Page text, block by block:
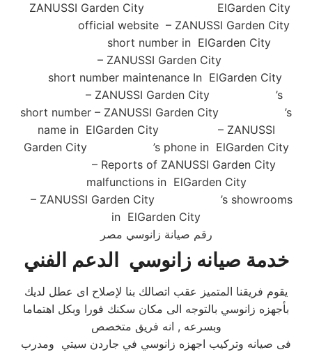
ZANUSSI Garden City ElGarden City
official website – ZANUSSI Garden City
short number in ElGarden City
– ZANUSSI Garden City
short number maintenance In ElGarden City
– ZANUSSI Garden City ’s
short number – ZANUSSI Garden City ’s
name in ElGarden City – ZANUSSI
Garden City ’s phone in ElGarden City
– Reports of ZANUSSI Garden City
malfunctions in ElGarden City
– ZANUSSI Garden City ’s showrooms
in ElGarden City
رقم صيانة زانوسي مصر
خدمة صيانه زانوسي الدعم الفني
يقوم فريقنا المتميز عقب اتصالك بنا لإصلاح اى عطل لديك
بأجهزه زانوسي بالتوجه الى مكان سكنك فورا وبكل اهتماما
وبسرعه , انه فريق متخصص
فى صيانه وتركيب اجهزه زانوسي في جاردن سيتي ومدرب